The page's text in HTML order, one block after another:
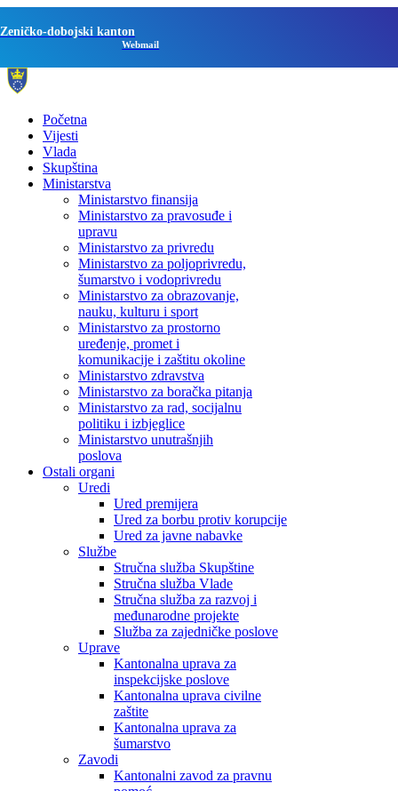
Zeničko-dobojski kanton
Webmail
Početna
Vijesti
Vlada
Skupština
Ministarstva
Ministarstvo finansija
Ministarstvo za pravosuđe i
upravu
Ministarstvo za privredu
Ministarstvo za poljoprivredu,
šumarstvo i vodoprivredu
Ministarstvo za obrazovanje,
nauku, kulturu i sport
Ministarstvo za prostorno
uređenje, promet i
komunikacije i zaštitu okoline
Ministarstvo zdravstva
Ministarstvo za boračka pitanja
Ministarstvo za rad, socijalnu
politiku i izbjeglice
Ministarstvo unutrašnjih
poslova
Ostali organi
Uredi
Ured premijera
Ured za borbu protiv korupcije
Ured za javne nabavke
Službe
Stručna služba Skupštine
Stručna služba Vlade
Stručna služba za razvoj i
međunarodne projekte
Služba za zajedničke poslove
Uprave
Kantonalna uprava za
inspekcijske poslove
Kantonalna uprava civilne
zaštite
Kantonalna uprava za
šumarstvo
Zavodi
Kantonalni zavod za pravnu